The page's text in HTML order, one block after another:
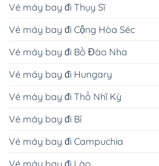
Vé máy bay đi Thụy Sĩ
Vé máy bay đi Cộng Hòa Séc
Vé máy bay đi Bồ Đào Nha
Vé máy bay đi Hungary
Vé máy bay đi Thổ Nhĩ Kỳ
Vé máy bay đi Bỉ
Vé máy bay đi Campuchia
Vé máy bay đi Lào